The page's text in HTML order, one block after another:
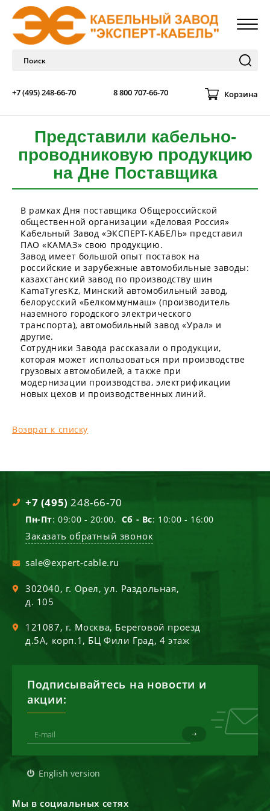
+7 (495) 248-66-70 8 800 707-66-70 Корзина
Представили кабельно-
проводниковую продукцию
на Дне Поставщика
В рамках Дня поставщика Общероссийской
общественной организации «Деловая Россия»
Кабельный Завод «ЭКСПЕРТ-КАБЕЛЬ» представил
ПАО «КАМАЗ» свою продукцию.
Завод имеет большой опыт поставок на
российские и зарубежные автомобильные заводы:
казахстанский завод по производству шин
KamaTyresKz, Минский автомобильный завод,
белорусский «Белкоммунмаш» (производитель
наземного городского электрического
транспорта), автомобильный завод «Урал» и
другие.
Сотрудники Завода рассказали о продукции,
которая может использоваться при производстве
грузовых автомобилей, а также при
модернизации производства, электрификации
новых цехов и производственных линий.
Возврат к списку
+7 (495) 248-66-70
Пн-Пт: 09:00 - 20:00, Сб - Вс: 10:00 - 16:00
Заказать обратный звонок
sale@expert-cable.ru
302040, г. Орел,ул. Раздольная,
д. 105
121087, г. Москва, Береговой проезд
д.5А, корп.1, БЦ Фили Град, 4 этаж
Подписывайтесь на новости и
акции:
English version
Мы в социальных сетях